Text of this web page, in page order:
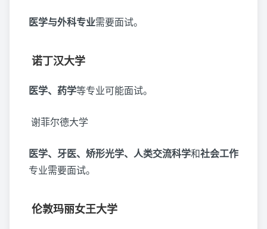
医学与外科专业需要面试。
诺丁汉大学
医学、药学等专业可能面试。
谢菲尔德大学
医学、牙医、矫形光学、人类交流科学和社会工作
专业需要面试。
伦敦玛丽女王大学